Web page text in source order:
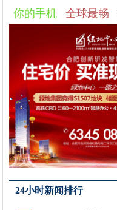
你的手机 全球最畅
24小时新闻排行